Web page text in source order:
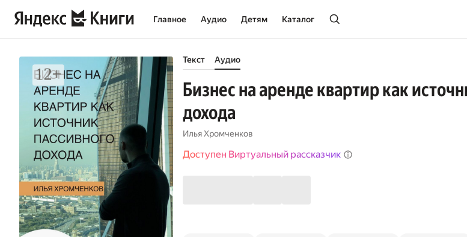
Главное Аудио Детям Каталог
Текст Аудио
Бизнес на аренде квартир как
дохода
Илья Хромченков
Доступен Виртуальный рассказчик